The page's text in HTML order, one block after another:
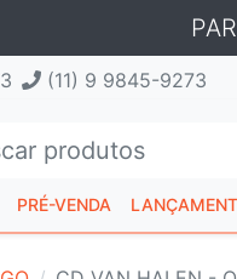
(11) 9 9845-9273
PRÉ-VENDA